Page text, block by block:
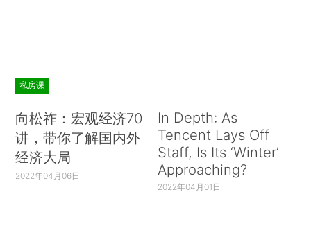
私房课
向松祚：宏观经济70
讲，带你了解国内外
经济大局
2022年04月06日
In Depth: As
Tencent Lays Off
Staff, Is Its ‘Winter’
Approaching?
2022年04月01日